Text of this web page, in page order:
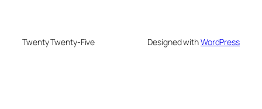
Twenty Twenty-Five Designed withWordPress